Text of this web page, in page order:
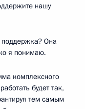
нашу
поддержка? Она
я понимаю.
комплексного
будет так,
тем самым